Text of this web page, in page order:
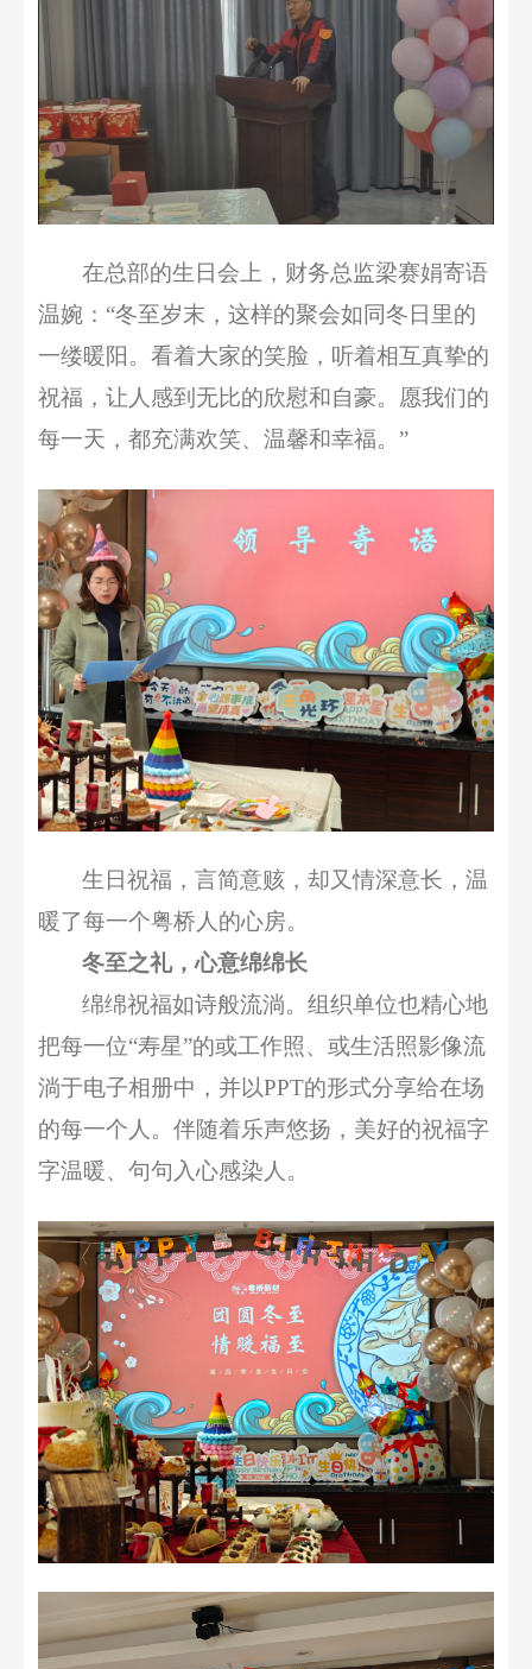
在总部的生日会上 ， 财务总监梁赛娟寄语
温婉： “冬至岁末，这样的聚会如同冬日里的
一缕暖阳。看着大家的笑脸，听着相互真挚的
祝福， 让人 感到无比的欣慰和自豪。愿我们的
每一天，都充满欢笑、温馨和幸福。 ”
生日祝福，言简意赅，却又情深意长，温
暖了每一个粤桥人的心房。
冬至之礼，心意绵绵长
绵绵祝福如诗般流淌。组织单位也精心地
把每一位“寿星”的或工作照、或生活照影像流
淌于电子相册中，并以PPT的形式分享给在场
的每一个人。伴随着乐声悠扬， 美好的祝福字
字温暖、 句句入心感染人 。